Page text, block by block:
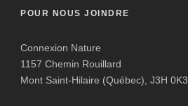
POUR NOUS JOINDRE
Connexion Nature
1157 Chemin Rouillard
Mont Saint-Hilaire (Québec), J3H 0K3